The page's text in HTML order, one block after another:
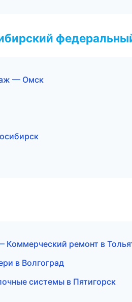
— Омск
ремонт в
в Волгоград
системы в Пятигорск